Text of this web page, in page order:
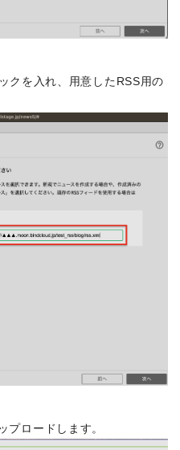
クを入れ、用意したRSS用の
プロードします。